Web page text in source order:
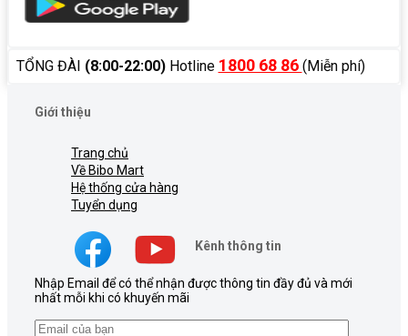
TỔNG ĐÀI (8:00-22:00)Hotline 1800 68 86 (Miễn phí)
Giới thiệu
Trang chủ
Về Bibo Mart
Hệ thống cửa hàng
Tuyển dụng
Kênh thông tin
Nhập Email để có thể nhận được thông tin đầy đủ và mới
nhất mỗi khi có khuyến mãi